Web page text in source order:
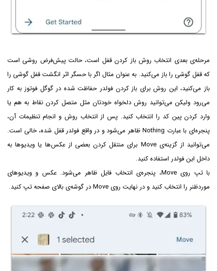
مرحله‌ی بعدی انتخاب روش باز کردن قفل است، حالت پیش‌فرض روشی است
که قفل گوشی را باز می‌کنید. به عنوان مثال اگر با حسگر اثر انگشت قفل گوشی را
باز می‌کنید، این روش برای باز کردن فولدر حفاظت شده در گوگل فوتوز به کار
می‌رود ولیکن می‌توانید روش دلخواه خودتان مثل متصل کردن نقاط به هم یا
وارد کردن پین کد را انتخاب کنید. پس از انتخاب روش و انجام تنظیمات آن،
پنجره‌ای با عبارت Nothing ظاهر می‌شود و در واقع فولدر قفل شده، خالی است.
می‌توانید از گزینه‌ی Move برای منتقل کردن بعضی از عکس‌ها یا ویدیوها به
داخل این فولدر استفاده کنید.
با تپ روی Move، پنجره‌ی انتخاب فایل ظاهر می‌شود. عکس و ویدیوهای
موردظنر را انتخاب کنید و در نهایت روی Move در گوشه‌ی بالای صفحه تپ کنید.